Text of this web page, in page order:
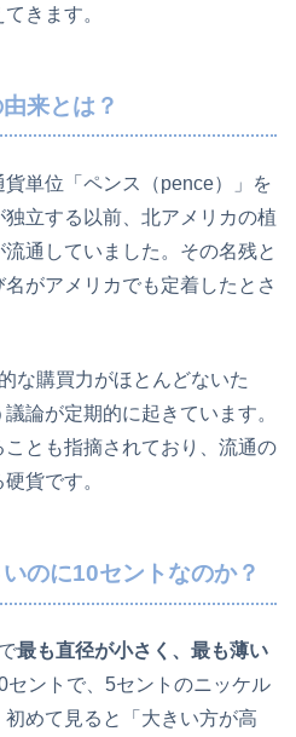
きます。
来とは？
貨単位「ペンス（pence）」を
立する以前、北アメリカの植
通していました。その名残と
がアメリカでも定着したとさ
な購買力がほとんどないた
論が定期的に起きています。
とも指摘されており、流通の
貨です。
のに10セントなのか？
最も直径が小さく、最も薄い
セントで、5セントのニッケル
めて見ると「大きい方が高